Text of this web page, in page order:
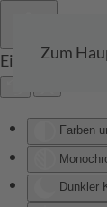
Eingabehilfen
Farben
Dunkler
Zum